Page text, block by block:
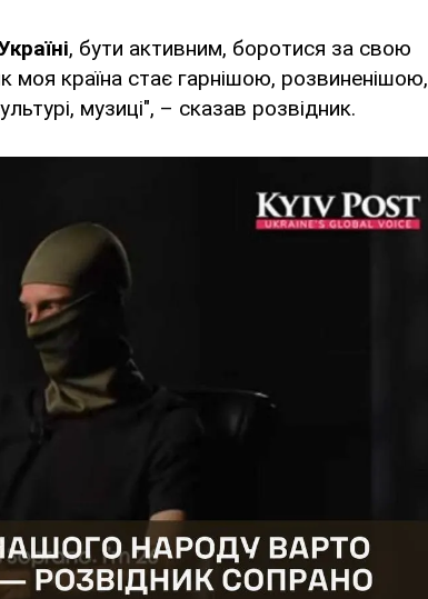
, бути активним, боротися за свою
моя країна стає гарнішою, розвиненішою,
музиці", – сказав розвідник.